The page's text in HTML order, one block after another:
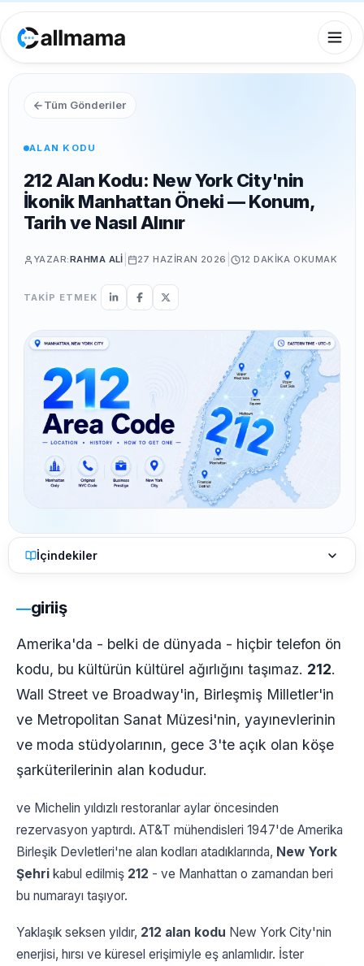
Tüm Gönderiler
ALAN KODU
212 Alan Kodu: New York City'nin
İkonik Manhattan Öneki — Konum,
Tarih ve Nasıl Alınır
YAZAR:RAHMA ALI 27 HAZIRAN 2026 12 DAKIKA OKUMAK
TAKİP ETMEK
İçindekiler
giriiş
Amerika'da - belki de dünyada - hiçbir telefon ön
kodu, bu kültürün kültürel ağırlığını taşımaz. 212.
Wall Street ve Broadway'in, Birleşmiş Milletler'in
ve Metropolitan Sanat Müzesi'nin, yayınevlerinin
ve moda stüdyolarının, gece 3'te açık olan köşe
şarküterilerinin alan kodudur.
ve Michelin yıldızlı restoranlar aylar öncesinden
rezervasyon yaptırdı. AT&T mühendisleri 1947'de Amerika
Birleşik Devletleri'ne alan kodları atadıklarında, New York
Şehri kabul edilmiş 212 - ve Manhattan o zamandan beri
bu numarayı taşıyor.
Yaklaşık seksen yıldır, 212 alan kodu New York City'nin
enerjisi, hırsı ve küresel erişimiyle eş anlamlıdır. İster